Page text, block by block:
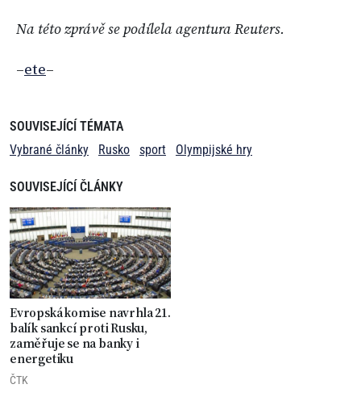
Na této zprávě se podílela agentura Reuters.
–ete–
SOUVISEJÍCÍ TÉMATA
Vybrané články
Rusko sport Olympijské hry
SOUVISEJÍCÍ ČLÁNKY
Evropská komise navrhla 21.
balík sankcí proti Rusku,
zaměřuje se na banky i
energetiku
ČTK